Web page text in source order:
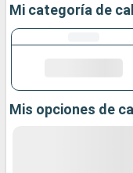
Mi categoría de
Mis opciones de